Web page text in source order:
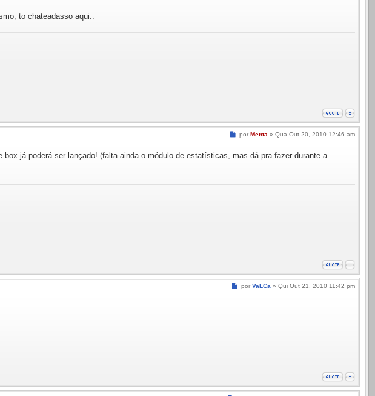
to chateadasso aqui..
Mensagem
por Menta » Qua Out 20, 2010 12:46 am
já poderá ser lançado! (falta ainda o módulo de estatísticas, mas dá pra fazer durante a
Mensagem
por VaLCa » Qui Out 21, 2010 11:42 pm